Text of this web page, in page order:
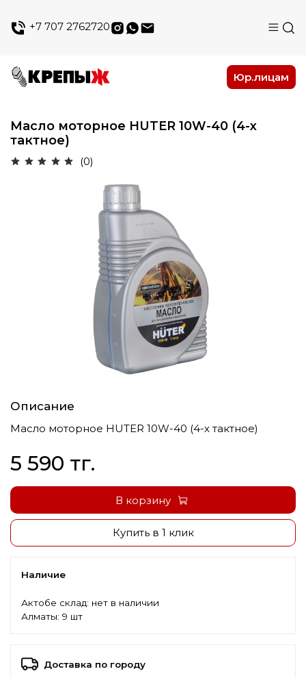
+7 707 2762720
Юр.лицам
Масло моторное HUTER 10W-40 (4-х
тактное)
(0)
Описание
Масло моторное HUTER 10W-40 (4-х тактное)
5 590 тг.
В корзину
Купить в 1 клик
Наличие
Актобе склад: нет в наличии
Алматы: 9 шт
Доставка по городу